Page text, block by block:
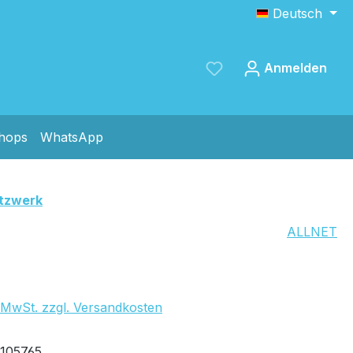
Deutsch
Anmelden
WhatsApp
ALLNET
€
zzgl. Versandkosten